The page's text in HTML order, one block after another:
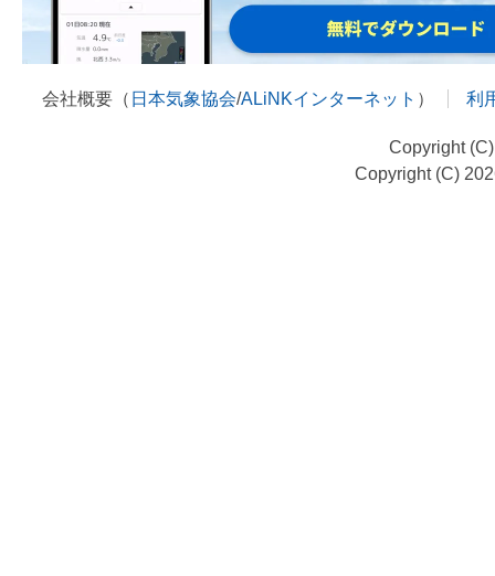
会社概要（ 日本気象協会/ALiNKインターネット ） 利
Copyright
Copyright (C)